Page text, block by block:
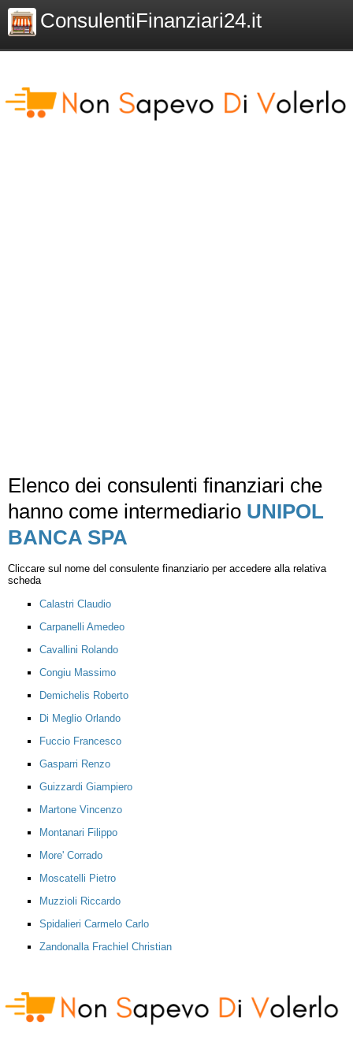
ConsulentiFinanziari24.it
Elenco dei consulenti finanziari che
hanno come intermediario UNIPOL
BANCA SPA
Cliccare sul nome del consulente finanziario per accedere alla relativa
scheda
Calastri Claudio
Carpanelli Amedeo
Cavallini Rolando
Congiu Massimo
Demichelis Roberto
Di Meglio Orlando
Fuccio Francesco
Gasparri Renzo
Guizzardi Giampiero
Martone Vincenzo
Montanari Filippo
More' Corrado
Moscatelli Pietro
Muzzioli Riccardo
Spidalieri Carmelo Carlo
Zandonalla Frachiel Christian